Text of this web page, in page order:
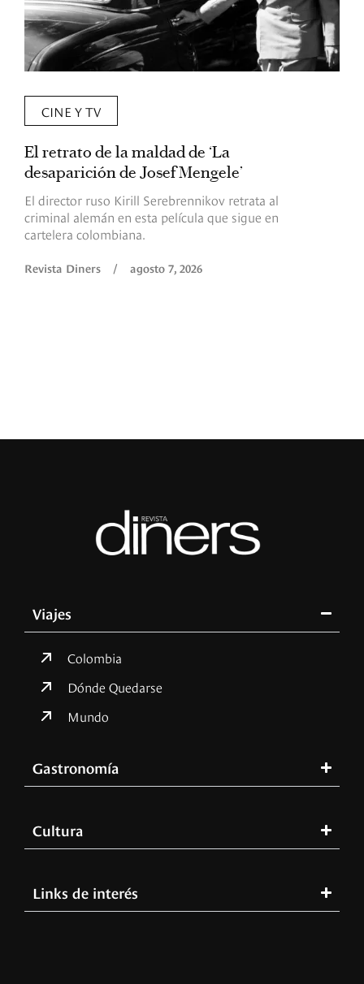
CINE Y TV
El retrato de la maldad de ‘La
desaparición de Josef Mengele’
El director ruso Kirill Serebrennikov retrata al
criminal alemán en esta película que sigue en
cartelera colombiana.
Revista Diners / agosto 7, 2026
Viajes
Colombia
Dónde Quedarse
Mundo
Gastronomía
Cultura
Links de interés